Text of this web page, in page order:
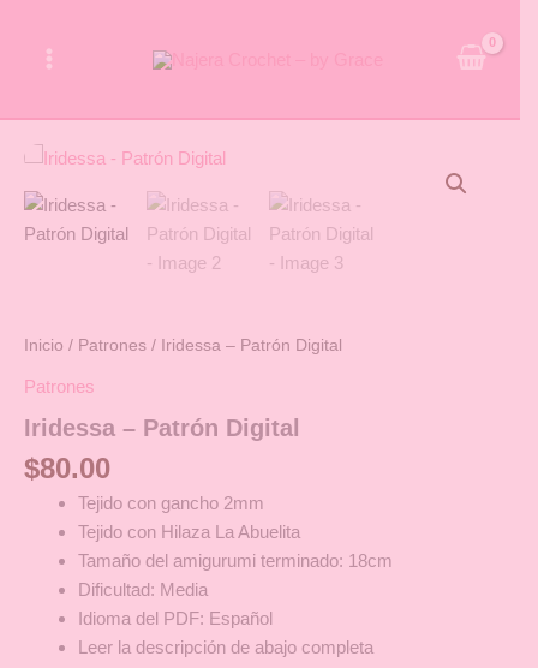
contenido
Inicio / Patrones / Iridessa – Patrón Digital
Patrones
Iridessa – Patrón Digital
$80.00
Tejido con gancho 2mm
Tejido con Hilaza La Abuelita
Tamaño del amigurumi terminado: 18cm
Dificultad: Media
Idioma del PDF: Español
Leer la descripción de abajo completa
Iridessa
Patrón
Digital